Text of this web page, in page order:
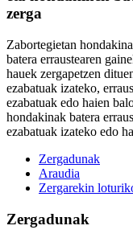
zerga
Zabortegietan
batera erraustearen
hauek zergapetzen
ezabatuak izateko,
ezabatuak edo haien
hondakinak batera
ezabatuak izateko edo
Zergadunak
Araudia
Zergarekin
Zergadunak